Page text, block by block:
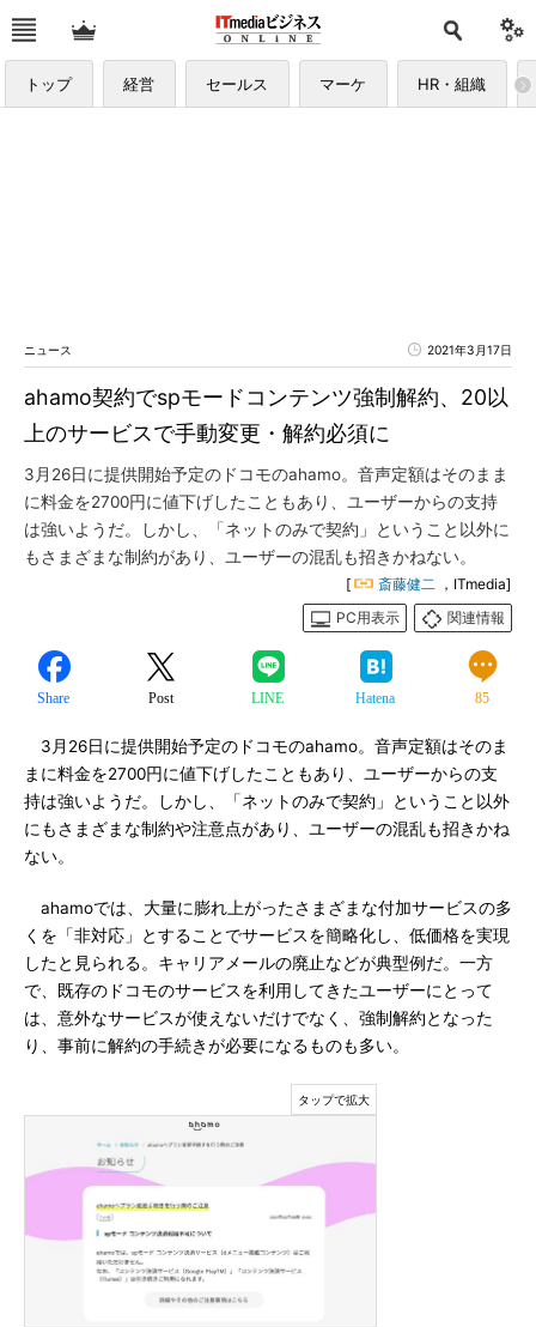
トップ 経営 セールス マーケ HR・組織
ニュース 2021年3月17日
ahamo契約でspモードコンテンツ強制解約、20以
上のサービスで手動変更・解約必須に
3月26日に提供開始予定のドコモのahamo。音声定額はそのまま
に料金を2700円に値下げしたこともあり、ユーザーからの支持
は強いようだ。しかし、「ネットのみで契約」ということ以外に
もさまざまな制約があり、ユーザーの混乱も招きかねない。
[ 斎藤健二 ，ITmedia]
PC用表示
関連情報
Share Post LINE Hatena 85
3月26日に提供開始予定のドコモのahamo。音声定額はそのま
まに料金を2700円に値下げしたこともあり、ユーザーからの支
持は強いようだ。しかし、「ネットのみで契約」ということ以外
にもさまざまな制約や注意点があり、ユーザーの混乱も招きかね
ない。
ahamoでは、大量に膨れ上がったさまざまな付加サービスの多
くを「非対応」とすることでサービスを簡略化し、低価格を実現
したと見られる。キャリアメールの廃止などが典型例だ。一方
で、既存のドコモのサービスを利用してきたユーザーにとって
は、意外なサービスが使えないだけでなく、強制解約となった
り、事前に解約の手続きが必要になるものも多い。